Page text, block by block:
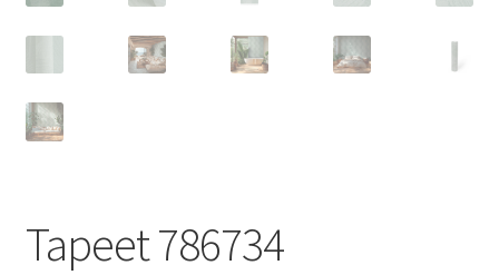
Tapeet 786734